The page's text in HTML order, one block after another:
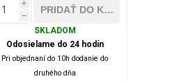
i
h
SKLADOM
Odosielame do 24 hodín
Pri objednaní do 10h dodanie do
druhého dňa